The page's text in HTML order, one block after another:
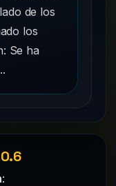
de los
los
Se ha
: